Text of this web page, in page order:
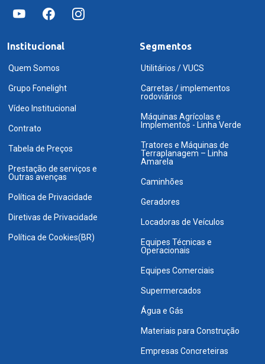
Institucional
Quem Somos
Grupo Fonelight
Vídeo Institucional
Contrato
Tabela de Preços
Prestação de serviços e
Outras avenças
Política de Privacidade
Diretivas de Privacidade
Política de Cookies(BR)
Segmentos
Utilitários / VUCS
Carretas / implementos
rodoviários
Máquinas Agrícolas e
Implementos - Linha Verde
Tratores e Máquinas de
Terraplanagem – Linha
Amarela
Caminhões
Geradores
Locadoras de Veículos
Equipes Técnicas e
Operacionais
Equipes Comerciais
Supermercados
Água e Gás
Materiais para Construção
Empresas Concreteiras